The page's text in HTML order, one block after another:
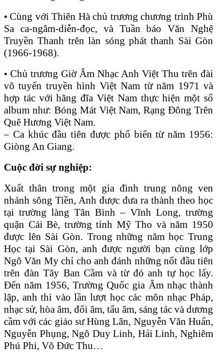
• Cùng với Thiên Hà chủ trương chương trình Phù
Sa ca-ngâm-diễn-đọc, và Tuần báo Văn Nghệ
Truyền Thanh trên làn sóng phát thanh Sài Gòn
(1966-1968).
• Chủ trương Giờ Âm Nhạc Anh Việt Thu trên đài
vô tuyến truyền hình Việt Nam từ năm 1971 và
hợp tác với hãng đĩa Việt Nam thực hiện một số
album như: Bóng Mát Việt Nam, Rạng Đông Trên
Quê Hương Việt Nam.
– Ca khúc đầu tiên được phổ biến từ năm 1956:
Giòng An Giang.
Cuộc đời sự nghiệp:
Xuất thân trong một gia đình trung nông ven
nhánh sông Tiền, Anh được đưa ra thành theo học
tại trường làng Tân Bình – Vĩnh Long, trường
quận Cái Bè, trường tỉnh Mỹ Tho và năm 1950
được lên Sài Gòn. Trong những năm học Trung
Học tại Sài Gòn, anh được người bạn cùng lớp
Ngô Văn My chỉ cho anh đánh những nốt đầu tiên
trên đàn Tây Ban Cầm và từ đó anh tự học lấy.
Đến năm 1956, Trường Quốc gia Âm nhạc thành
lập, anh thi vào lần lượt học các môn nhạc Pháp,
nhạc sử, hòa âm, đối âm, tẩu âm, sáng tác và dương
cầm với các giáo sư Hùng Lân, Nguyễn Văn Huấn,
Nguyễn Phụng, Ngô Duy Linh, Hải Linh, Nghiêm
Phú Phi, Võ Đức Thu…